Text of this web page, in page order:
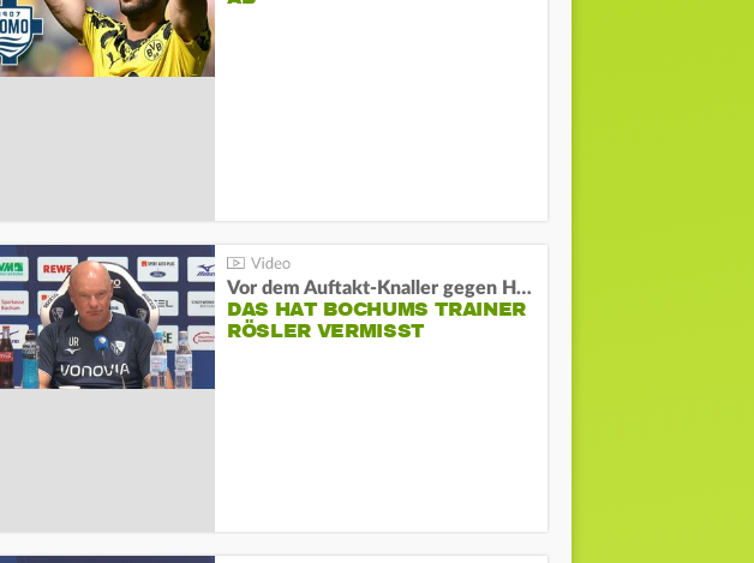
Vor dem Auftakt-Knaller gegen Hertha:
DAS HAT BOCHUMS TRAINER
RÖSLER VERMISST